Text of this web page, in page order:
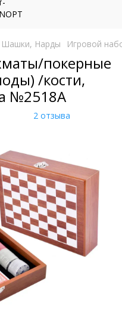
Нарды Игровой
покерные
/кости,
№2518A
2 отзыва